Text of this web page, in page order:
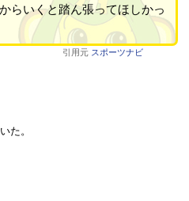
らいくと踏ん張ってほしかっ
引用元 スポーツナビ
た。